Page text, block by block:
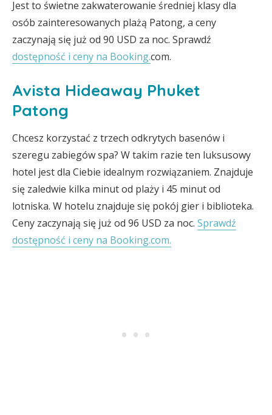
Jest to świetne zakwaterowanie średniej klasy dla
osób zainteresowanych plażą Patong, a ceny
zaczynają się już od 90 USD za noc. Sprawdź
dostępność i ceny na Booking.com.
Avista Hideaway Phuket
Patong
Chcesz korzystać z trzech odkrytych basenów i
szeregu zabiegów spa? W takim razie ten luksusowy
hotel jest dla Ciebie idealnym rozwiązaniem. Znajduje
się zaledwie kilka minut od plaży i 45 minut od
lotniska. W hotelu znajduje się pokój gier i biblioteka.
Ceny zaczynają się już od 96 USD za noc. Sprawdź
dostępność i ceny na Booking.com.